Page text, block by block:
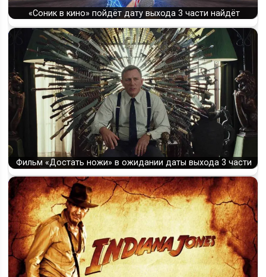
«Соник в кино» пойдёт дату выхода 3 части найдёт
Фильм «Достать ножи» в ожидании даты выхода 3 части